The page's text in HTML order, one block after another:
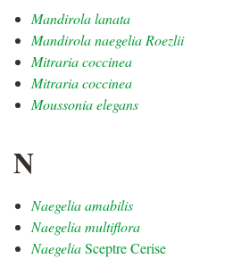
Mandirola lanata
Mandirola naegelia Roezlii
Mitraria coccinea
Mitraria coccinea
Moussonia elegans
N
Naegelia amabilis
Naegelia multiflora
NaegeliaSceptre Cerise